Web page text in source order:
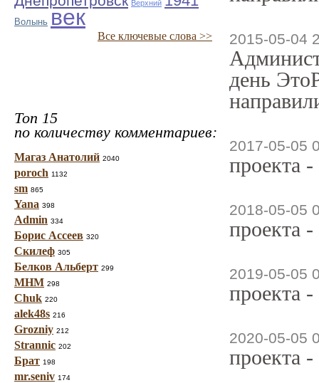
Верхний
Волынь век
Все ключевые слова >>
Топ 15
по количеству комментариев:
Магаз Анатолий 2040
poroch 1132
sm 865
Yana 398
Admin 334
Борис Ассеев 320
Скилеф 305
Белков Альберт 299
МНМ 298
Chuk 220
alek48s 216
Grozniy 212
Strannic 202
Брат 198
mr.seniv 174
2015-05-04
день
2017-05-05
проекта
2018-05-05
проекта
2019-05-05
проекта
2020-05-05
проекта